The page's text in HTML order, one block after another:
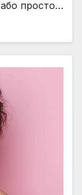
просто…